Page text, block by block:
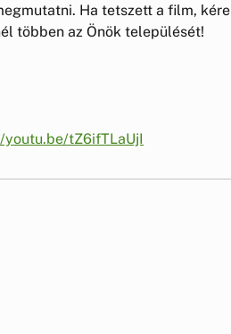
Ha tetszett a film,
többen az Önök települését!
youtu.be/tZ6ifTLaUjI